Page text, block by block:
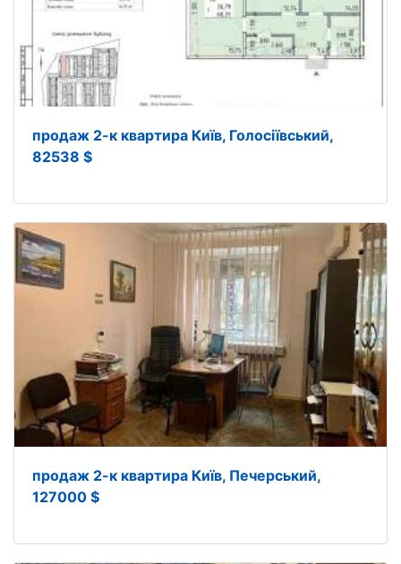
продаж 2-к квартира Київ, Голосіївський,
82538 $
продаж 2-к квартира Київ, Печерський,
127000 $